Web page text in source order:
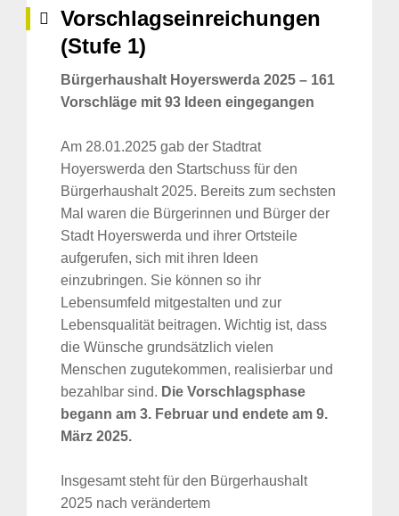
Vorschlagseinreichungen
(Stufe 1)
Bürgerhaushalt Hoyerswerda 2025 – 161
Vorschläge mit 93 Ideen eingegangen
Am 28.01.2025 gab der Stadtrat
Hoyerswerda den Startschuss für den
Bürgerhaushalt 2025. Bereits zum sechsten
Mal waren die Bürgerinnen und Bürger der
Stadt Hoyerswerda und ihrer Ortsteile
aufgerufen, sich mit ihren Ideen
einzubringen. Sie können so ihr
Lebensumfeld mitgestalten und zur
Lebensqualität beitragen. Wichtig ist, dass
die Wünsche grundsätzlich vielen
Menschen zugutekommen, realisierbar und
bezahlbar sind. Die Vorschlagsphase
begann am 3. Februar und endete am 9.
März 2025.
Insgesamt steht für den Bürgerhaushalt
2025 nach verändertem